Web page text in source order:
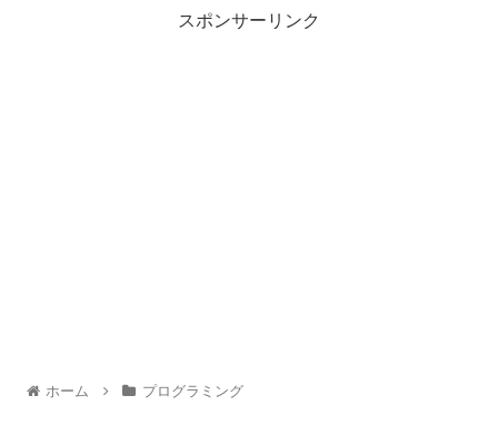
スポンサーリンク
ホーム プログラミング